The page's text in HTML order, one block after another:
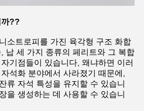
??
소트로피를 가진 육각형 구조 화합
납 세 가지 종류의 페리트와 그 복합
기점들이 있습니다, 왜냐하면 이러
석화 분야에서 사라졌기 때문에,
류 자석 특성을 유지할 수 있습니
을 생성하는 데 사용할 수 있습니